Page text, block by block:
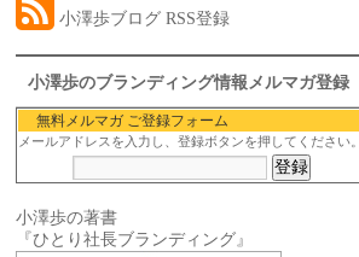
小澤歩ブログ RSS登録
小澤歩のブランディング情報メルマガ登録
無料メルマガ ご登録フォーム
メールアドレスを入力し、登録ボタンを押してください。
小澤歩の著書
『ひとり社長ブランディング』